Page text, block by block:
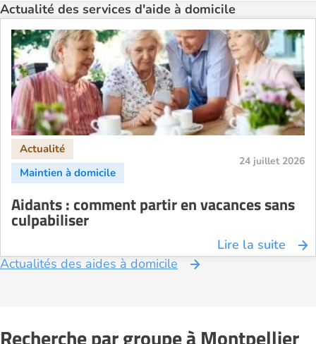
Actualité des services d'aide à domicile
24 juillet 2026
Aidants : comment partir en vacances sans
culpabiliser
Lire la suite
Actualités des aides à domicile